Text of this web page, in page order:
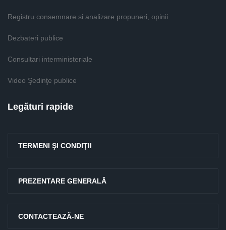
Registru consemnare si analizare propuneri, opinii
Dezbateri publice
Consultari interministeriale
Video Şedinţe publice
Legături rapide
TERMENI ŞI CONDIŢII
PREZENTARE GENERALĂ
CONTACTEAZĂ-NE